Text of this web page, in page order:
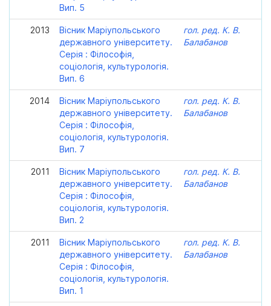
Вип. 5
2013
Вісник Маріупольського
державного університету.
Серія : Філософія,
соціологія, культурологія.
Вип. 6
гол. ред. К. В.
Балабанов
2014
Вісник Маріупольського
державного університету.
Серія : Філософія,
соціологія, культурологія.
Вип. 7
гол. ред. К. В.
Балабанов
2011
Вісник Маріупольського
державного університету.
Серія : Філософія,
соціологія, культурологія.
Вип. 2
гол. ред. К. В.
Балабанов
2011
Вісник Маріупольського
державного університету.
Серія : Філософія,
соціологія, культурологія.
Вип. 1
гол. ред. К. В.
Балабанов